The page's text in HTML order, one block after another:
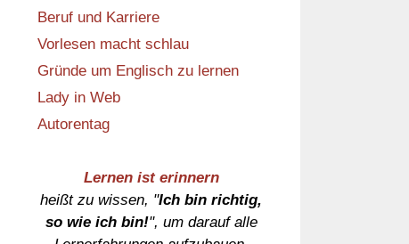
Beruf und Karriere
Vorlesen macht schlau
Gründe um Englisch zu lernen
Lady in Web
Autorentag
Lernen ist erinnern
heißt zu wissen, "Ich bin richtig,
so wie ich bin!", um darauf alle